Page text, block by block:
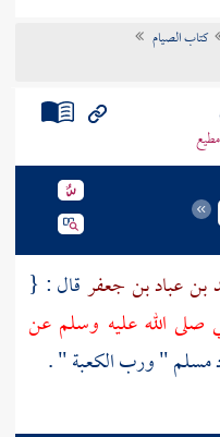
كتاب الصيام
بن عباد بن جعفرقال : {
صلى الله عليه وسلم عن
مسلم" وربالكعبة" .